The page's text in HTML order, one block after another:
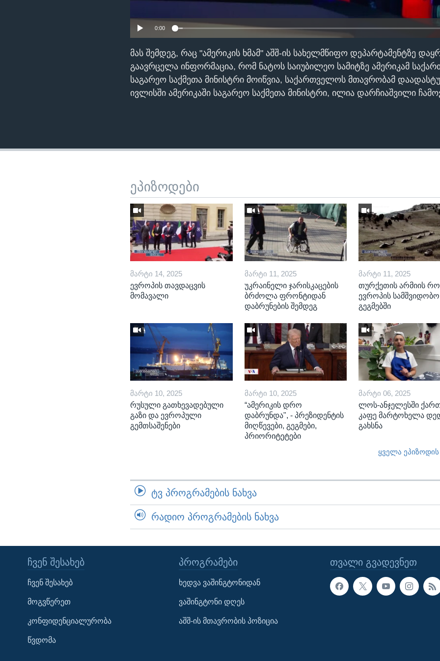
Learning English
ᲗᲕᲐᲚᲘ ᲒᲕᲐᲓᲔᲕᲜᲔᲗ
ენები
0:00
მას შემდეგ, რაც "ამერიკის ხმამ" აშშ-ის სახელმწიფო დეპარტამენტზე
გაავრცელა ინფორმაცია, რომ ნატოს საიუბილეო სამიტზე ამერიკამ
საგარეო საქმეთა მინისტრი მოიწვია, საქართველოს მთავრობამ
ივლისში ამერიკაში საგარეო საქმეთა მინისტრი, ილია დარჩიაშვილი
ეპიზოდები
ᲛᲐᲠᲢᲘ 14, 2025
ევროპის თავდაცვის
მომავალი
ᲛᲐᲠᲢᲘ 11, 2025
უკრაინელი ჯარისკაცების
ბრძოლა ფრონტიდან
დაბრუნების შემდეგ
ᲛᲐᲠᲢᲘ 11, 2025
თურქეთის არმიის
ევროპის სამშვიდობო
გეგმებში
ᲛᲐᲠᲢᲘ 10, 2025
რუსული გათხევადებული
გაზი და ევროპული
გემთსაშენები
ᲛᲐᲠᲢᲘ 10, 2025
“ამერიკის დრო
დაბრუნდა", - პრეზიდენტის
მიღწევები, გეგმები,
პრიორიტეტები
ᲛᲐᲠᲢᲘ 06, 2025
ლოს-ანჯელესში
კაფე მარტოხელა
გახსნა
ყველა ეპიზოდის
ᲢᲕ ᲞᲠᲝᲒᲠᲐᲛᲔᲑᲘᲡ ᲜᲐᲮᲕᲐ
ᲠᲐᲓᲘᲝ ᲞᲠᲝᲒᲠᲐᲛᲔᲑᲘᲡ ᲜᲐᲮᲕᲐ
ᲗᲕᲐᲚᲘ ᲒᲕᲐᲓᲔᲕᲜᲔᲗ
ᲩᲕᲔᲜ ᲨᲔᲡᲐᲮᲔᲑ
ჩვენ შესახებ
მოგვწერეთ
კონფიდენციალურობა
წვდომა
ᲞᲠᲝᲒᲠᲐᲛᲔᲑᲘ
ხედვა ვაშინგტონიდან
ვაშინგტონი დღეს
აშშ-ის მთავრობის პოზიცია